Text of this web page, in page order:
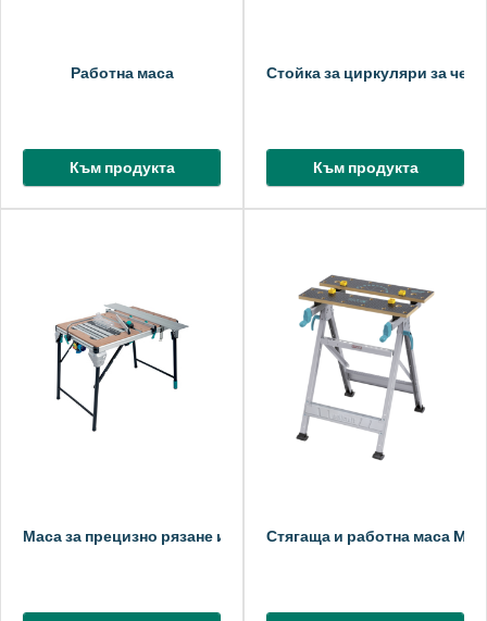
Работна маса
Към продукта
Стойка за циркуляри за
Към продукта
Маса за прецизно рязане и работна станция MASTER cut
Стягаща и работна маса